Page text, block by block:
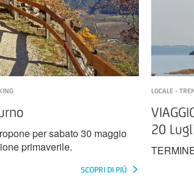
per sabato 30 maggio
primaverile.
SCOPRI DI PIÚ
LOCALE -
20